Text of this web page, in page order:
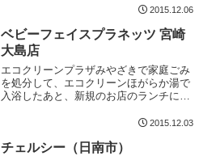
馬刺しとか食べれますが、断然豚足推し
です。美味しいですよ陣太鼓 基本情報
陣太鼓宮崎市橘通西3-8-5 三輪ビル
1F098...
2015.12.06
ベビーフェイスプラネッツ 宮崎
大島店
エコクリーンプラザみやざきで家庭ごみ
を処分して、エコクリーンほがらか湯で
入浴したあと、新規のお店のランチに行
ッツへ。ベビーフェイスプラネッツは、
たような気がします。それ...
2015.12.03
チェルシー（日南市）